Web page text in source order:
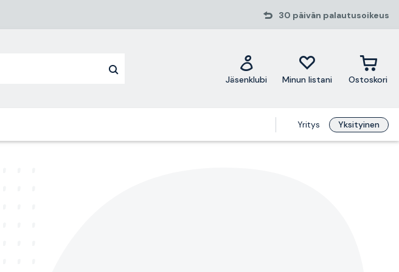
30 päivän palautusoikeus
Jäsenklubi Minun listani Ostoskori
Yritys Yksityinen